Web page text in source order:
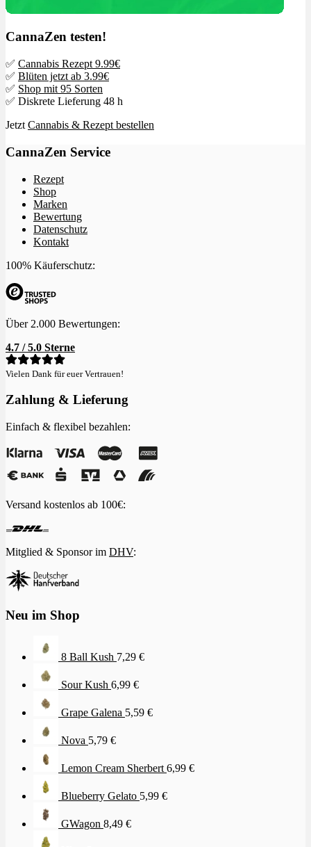
CannaZen testen!
✅ Cannabis Rezept 9.99€
✅ Blüten jetzt ab 3.99€
✅ Shop mit 95 Sorten
✅ Diskrete Lieferung 48 h
Jetzt Cannabis & Rezept bestellen
CannaZen Service
Rezept
Shop
Marken
Bewertung
Datenschutz
Kontakt
100% Käuferschutz:
Über 2.000 Bewertungen:
4.7 / 5.0 Sterne
Vielen Dank für euer Vertrauen!
Zahlung & Lieferung
Einfach & flexibel bezahlen:
Versand kostenlos ab 100€:
Mitglied & Sponsor im DHV:
Neu im Shop
8 Ball Kush 7,29 €
Sour Kush 6,99 €
Grape Galena 5,59 €
Nova 5,79 €
Lemon Cream Sherbert 6,99 €
Blueberry Gelato 5,99 €
GWagon 8,49 €